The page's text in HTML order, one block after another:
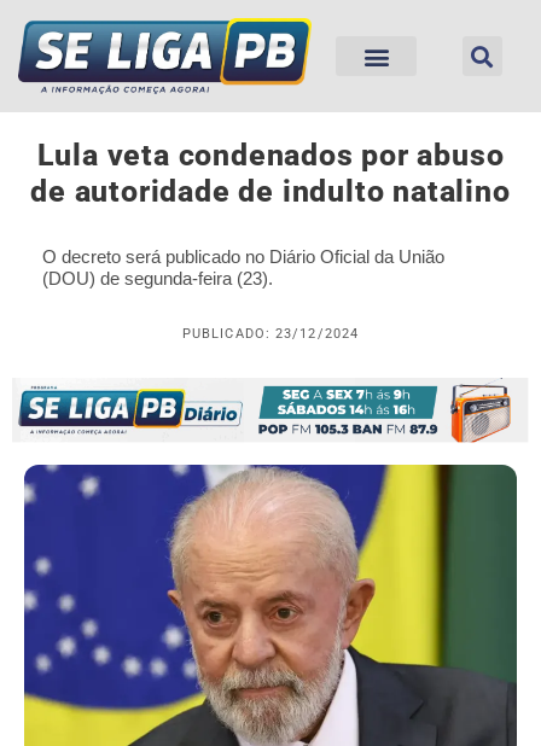
Lula veta condenados por abuso
de autoridade de indulto natalino
O decreto será publicado no Diário Oficial da União
(DOU) de segunda-feira (23).
PUBLICADO: 23/12/2024